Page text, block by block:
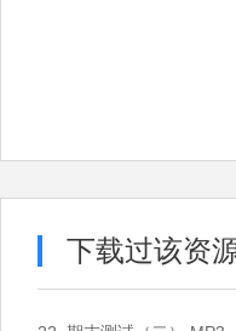
下载过该资